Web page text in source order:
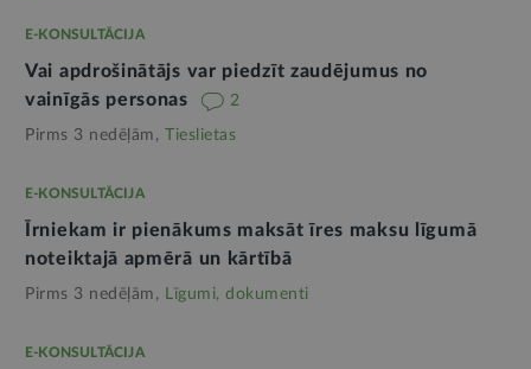
E-KONSULTĀCIJA
Vai apdrošinātājs var piedzīt zaudējumus no
vainīgās personas
2
Pirms 3 nedēļām, Tieslietas
E-KONSULTĀCIJA
Īrniekam ir pienākums maksāt īres maksu līgumā
noteiktajā apmērā un kārtībā
Pirms 3 nedēļām, Līgumi, dokumenti
E-KONSULTĀCIJA